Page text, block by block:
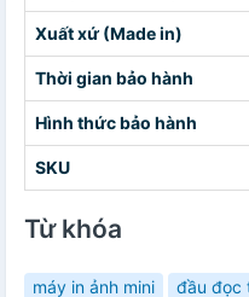
Xuất xứ (Made in)
Thời gian bảo hành
Hình thức bảo hành
SKU
Từ khóa
máy in ảnh mini đầu đọc